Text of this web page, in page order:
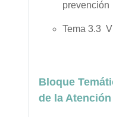
prevención
Tema 3.3
Bloque
de la